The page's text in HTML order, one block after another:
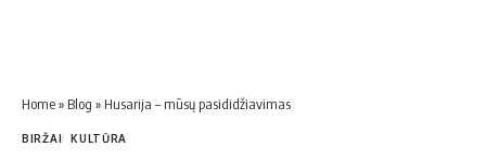
Home» Blog » Husarija – mūsų pasididžiavimas
BIRŽAI KULTŪRA